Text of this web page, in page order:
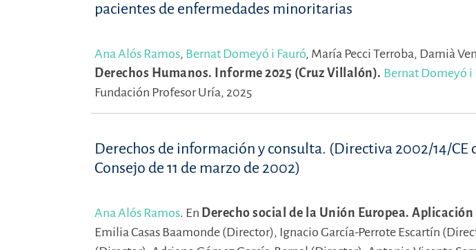
pacientes de enfermedades minoritarias
Ana Alós Ramos, Bernat Domeyó i Fauró, María Pecci Terroba, Damià
Derechos Humanos. Informe 2025 (Cruz Villalón). Bernat Domeyó i
Fundación Profesor Uría, 2025
Derechos de información y consulta. (Directiva 2002/14/CE
Consejo de 11 de marzo de 2002)
Ana Alós Ramos. En Derecho social de la Unión Europea.
Emilia Casas Baamonde (Director), Ignacio García-Perrote Escartín